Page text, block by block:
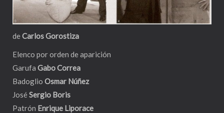
deCarlos Gorostiza
Elenco por orden de aparición
Garufa Gabo Correa
Badoglio Osmar Núñez
José Sergio Boris
Patrón Enrique Liporace